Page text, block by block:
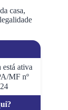
casa,
está ativa
MF nº